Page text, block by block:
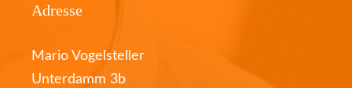
Adresse
Mario Vogelsteller
Unterdamm 3b